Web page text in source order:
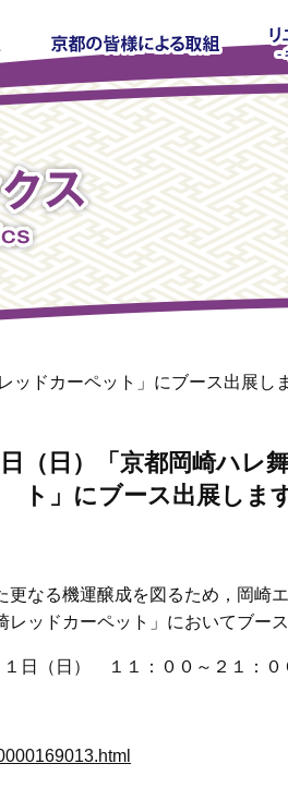
ドカーペット」にブース出展し
（日）「京都岡崎ハ
ト」にブース出展しま
なる機運醸成を図るため，岡崎
ッドカーペット」においてブー
日（日） １１：００～２１：０